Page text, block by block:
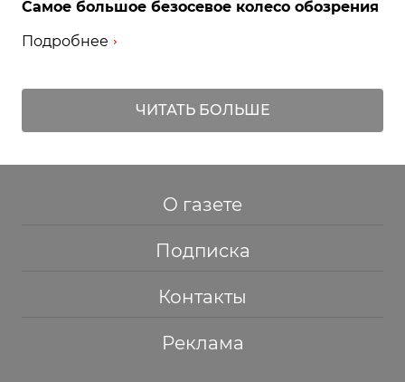
Самое большое безосевое колесо обозрения
Подробнее
ЧИТАТЬ БОЛЬШЕ
О газете
Подписка
Контакты
Реклама